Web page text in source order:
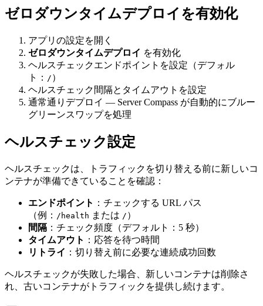
ゼロダウンタイムデプロイを有効化
アプリの設定を開く
ゼロダウンタイムデプロイ を有効化
ヘルスチェックエンドポイントを設定（デフォル
ト： / ）
ヘルスチェック間隔とタイムアウトを設定
通常通りデプロイ — Server Compass が自動的にブルー
グリーンスワップを処理
ヘルスチェック設定
ヘルスチェックは、トラフィックを切り替える前に新しいコ
ンテナが準備できていることを確認：
エンドポイント ：チェックする URL パス
（例： /health または / ）
間隔 ：チェック頻度（デフォルト：5 秒）
タイムアウト ：応答を待つ時間
リトライ ：切り替え前に必要な連続成功回数
ヘルスチェックが失敗した場合、新しいコンテナは削除さ
れ、古いコンテナがトラフィックを提供し続けます。